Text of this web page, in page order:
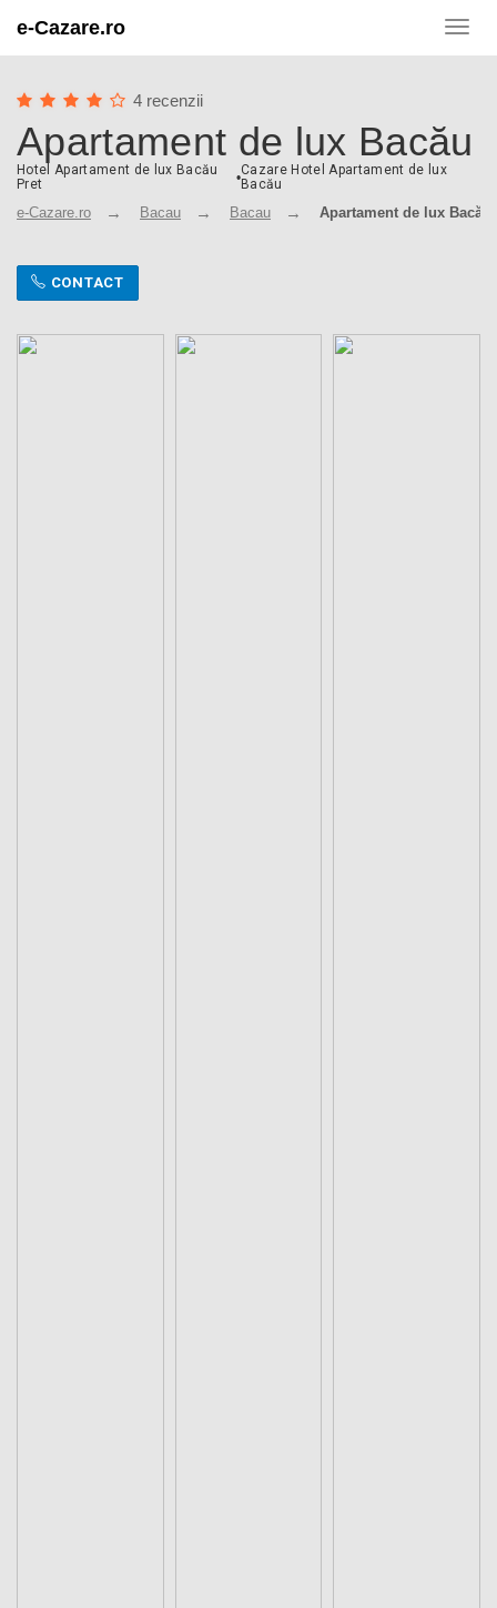
e-Cazare.ro
4 recenzii
Apartament de lux Bacău
Hotel Apartament de lux Bacău
Pret
•Cazare Hotel Apartament de lux
Bacău
e-Cazare.ro Bacau Bacau Apartament de lux Bacău
CONTACT